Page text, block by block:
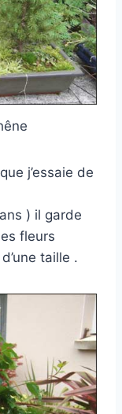
que j’essaie de
) il garde
fleurs
taille .